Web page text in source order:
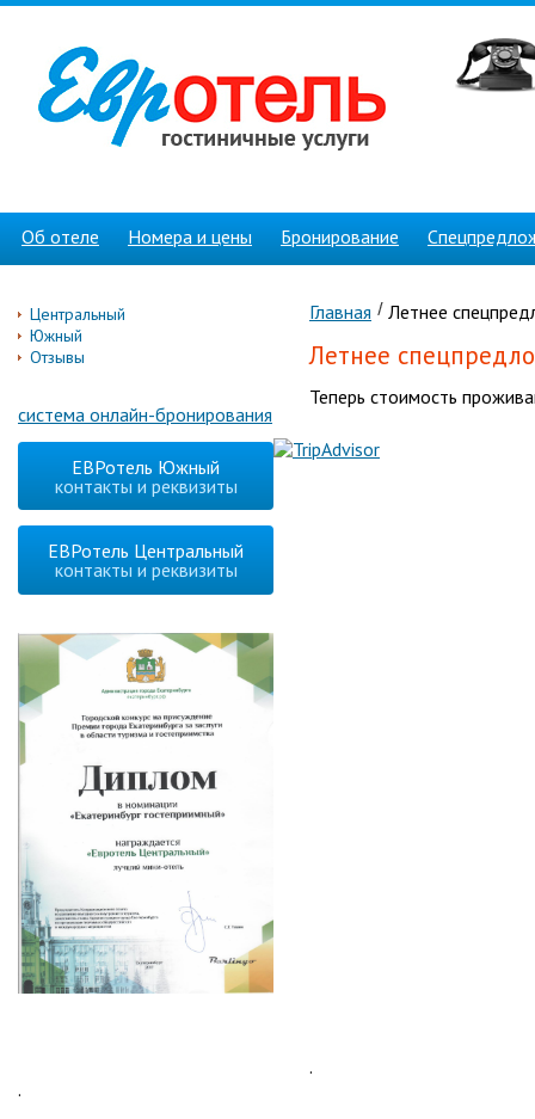
Об отеле Номера и цены Бронирование
Центральный
Южный
Отзывы
система онлайн-бронирования
ЕВРотель Южный
контакты и реквизиты
ЕВРотель Центральный
контакты и реквизиты
Главная Летнее
Летнее
Теперь стоимость